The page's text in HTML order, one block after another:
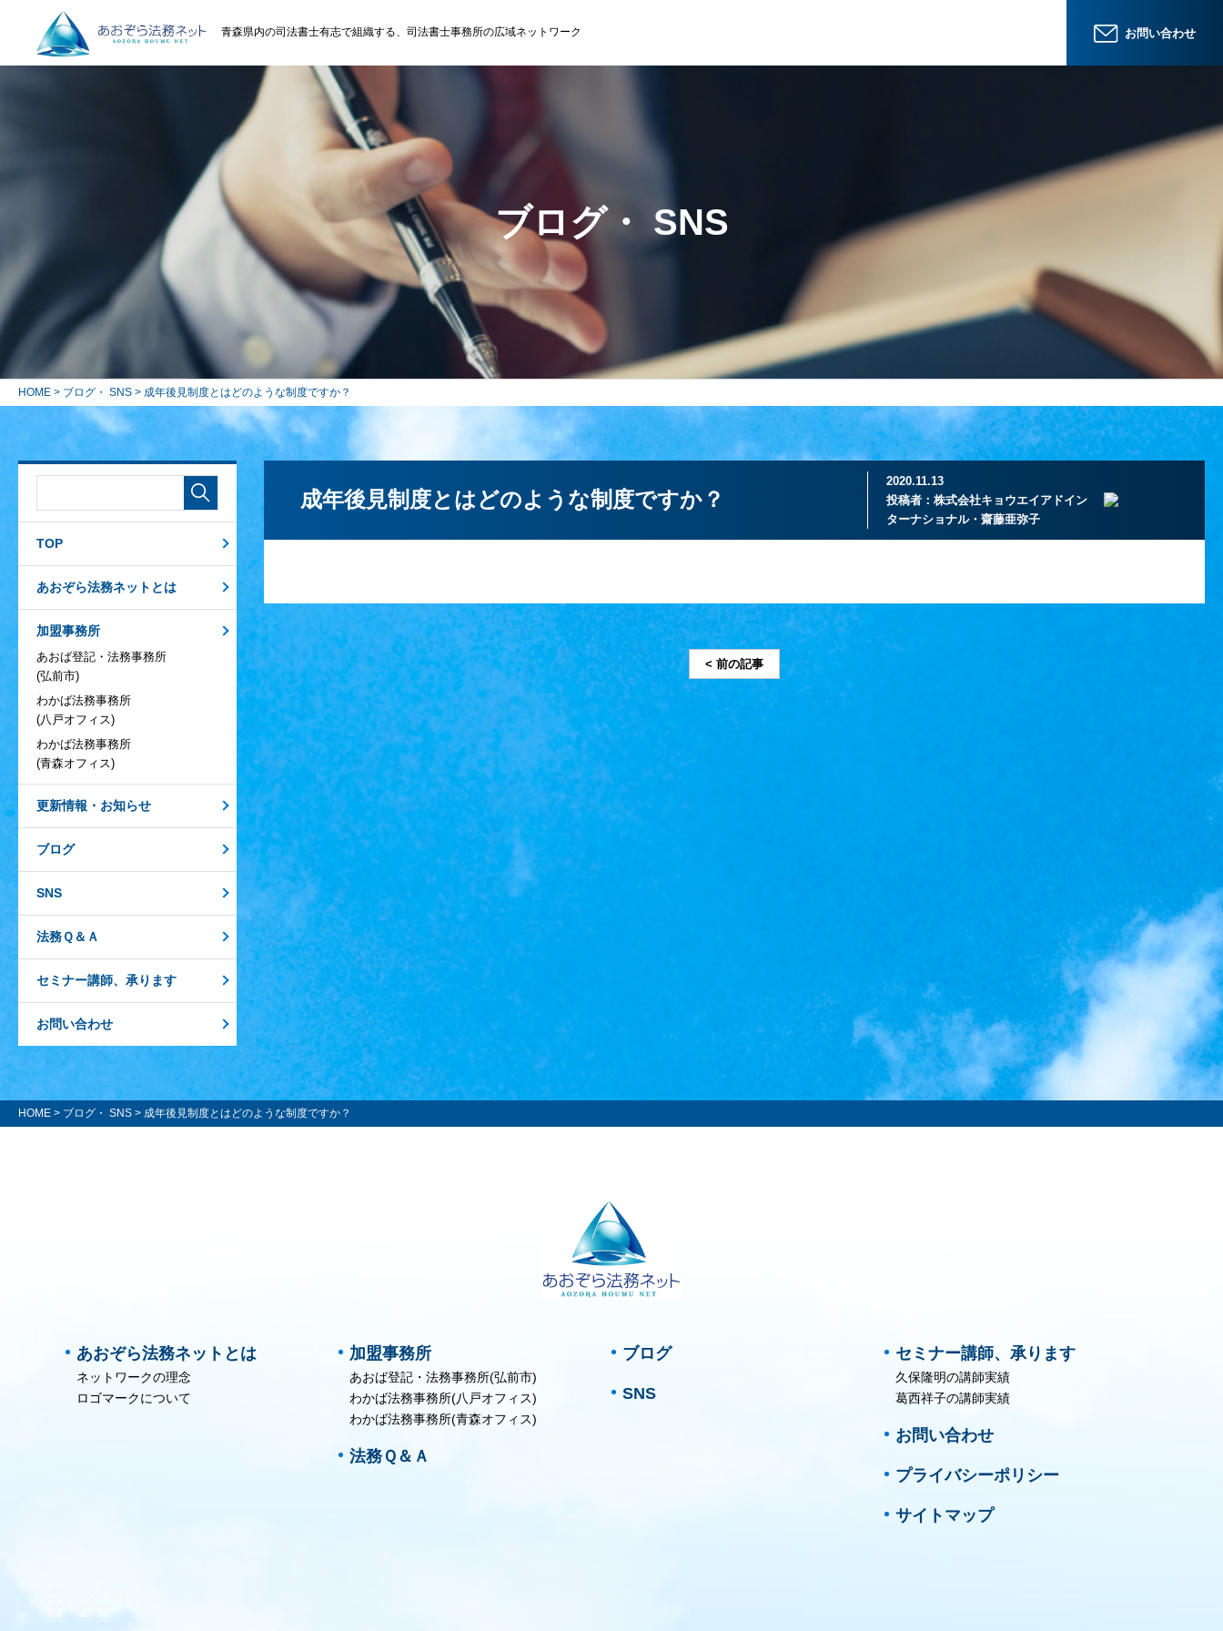
青森県内の司法書士有志で組織する、司法書士事務所の広域ネットワーク お問い合わせ
ブログ・ SNS
HOME > ブログ・ SNS > 成年後見制度とはどのような制度ですか？
成年後見制度とはどのような制度ですか？
2020.11.13
投稿者： 株式会社キョウエイアドイン
ターナショナル・齋藤亜弥子
< 前の記事
TOP
あおぞら法務ネットとは
加盟事務所
あおば登記・法務事務所
(弘前市)
わかば法務事務所
(八戸オフィス)
わかば法務事務所
(青森オフィス)
更新情報・お知らせ
ブログ
SNS
法務Ｑ＆Ａ
セミナー講師、承ります
お問い合わせ
HOME > ブログ・ SNS > 成年後見制度とはどのような制度ですか？
あおぞら法務ネットとは
ネットワークの理念
ロゴマークについて
加盟事務所
あおば登記・法務事務所(弘前市)
わかば法務事務所(八戸オフィス)
わかば法務事務所(青森オフィス)
法務Ｑ＆Ａ
ブログ
SNS
セミナー講師、承ります
久保隆明の講師実績
葛西祥子の講師実績
お問い合わせ
プライバシーポリシー
サイトマップ